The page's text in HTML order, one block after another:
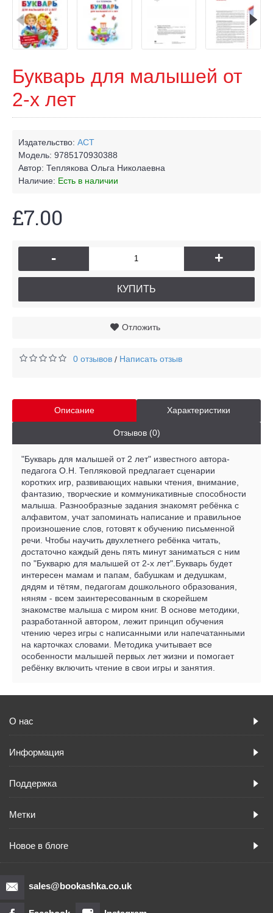
Букварь для малышей от
2-х лет
Издательство: АСТ
Модель: 9785170930388
Автор: Теплякова Ольга Николаевна
Наличие: Есть в наличии
£7.00
- +
КУПИТЬ
Отложить
0 отзывов / Написать отзыв
Описание Характеристики
Отзывов (0)
"Букварь для малышей от 2 лет" известного автора-
педагога О.Н. Тепляковой предлагает сценарии
коротких игр, развивающих навыки чтения, внимание,
фантазию, творческие и коммуникативные способности
малыша. Разнообразные задания знакомят ребёнка с
алфавитом, учат запоминать написание и правильное
произношение слов, готовят к обучению письменной
речи. Чтобы научить двухлетнего ребёнка читать,
достаточно каждый день пять минут заниматься с ним
по "Букварю для малышей от 2-х лет".Букварь будет
интересен мамам и папам, бабушкам и дедушкам,
дядям и тётям, педагогам дошкольного образования,
няням - всем заинтересованным в скорейшем
знакомстве малыша с миром книг. В основе методики,
разработанной автором, лежит принцип обучения
чтению через игры с написанными или напечатанными
на карточках словами. Методика учитывает все
особенности малышей первых лет жизни и помогает
ребёнку включить чтение в свои игры и занятия.
О нас
Информация
Поддержка
Метки
Новое в блоге
sales@bookashka.co.uk